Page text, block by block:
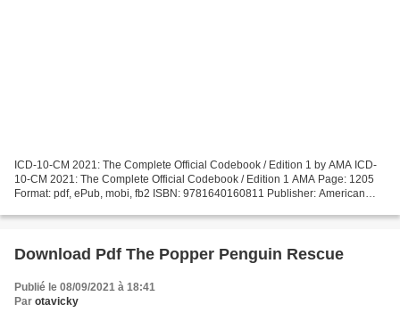
ICD-10-CM 2021: The Complete Official Codebook / Edition 1 by AMA ICD-
10-CM 2021: The Complete Official Codebook / Edition 1 AMA Page: 1205
Format: pdf, ePub, mobi, fb2 ISBN: 9781640160811 Publisher: American
Download Pdf The Popper Penguin Rescue
Publié le 08/09/2021 à 18:41
Par otavicky